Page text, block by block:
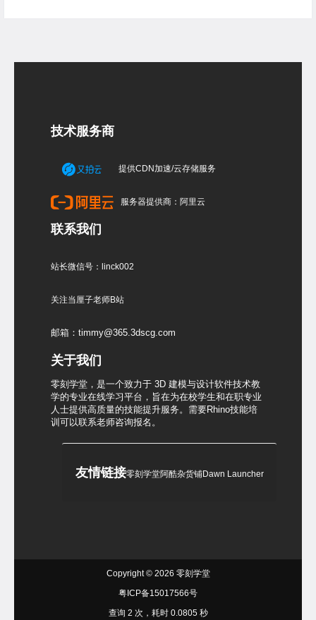
技术服务商
提供CDN加速/云存储服务
服务器提供商：阿里云
联系我们
站长微信号：linck002
关注当厘子老师B站
邮箱：timmy@365.3dscg.com
关于我们
零刻学堂，是一个致力于 3D 建模与设计软件技术教
学的专业在线学习平台，旨在为在校学生和在职专业
人士提供高质量的技能提升服务。需要Rhino技能培
训可以联系老师咨询报名。
友情链接零刻学堂阿酷杂货铺Dawn Launcher
Copyright © 2026 零刻学堂
粤ICP备15017566号
查询 2 次，耗时 0.0805 秒